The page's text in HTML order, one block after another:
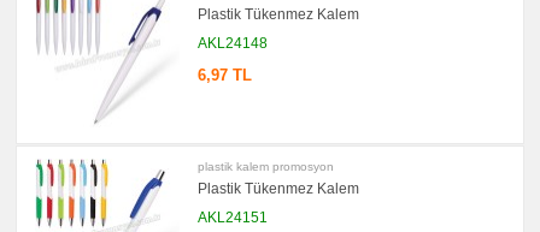
Plastik Tükenmez Kalem
AKL24148
6,97 TL
plastik kalem promosyon
Plastik Tükenmez Kalem
AKL24151
promosyon
Çanta
Askısı
promosyon
PowerBank
promosyon
Flash
Bellek